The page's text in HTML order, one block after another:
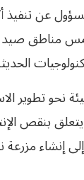
من خمس
نحو تطوير
بنقص
مزرعة